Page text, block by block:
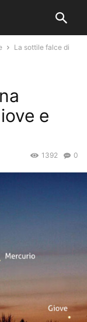
La sottile falce di
e
0
1392